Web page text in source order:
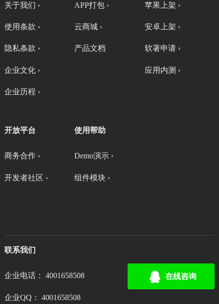
关于我们 ›
使用条款 ›
隐私条款 ›
企业文化 ›
企业历程 ›
APP打包 ›
云商城 ›
产品文档
苹果上架 ›
安卓上架 ›
软著申请 ›
应用内测 ›
开放平台
商务合作 ›
开发者社区 ›
使用帮助
Demo演示 ›
组件模块 ›
联系我们
企业电话： 4001658508
企业QQ： 4001658508
在线咨询